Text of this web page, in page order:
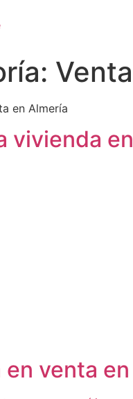
en Almería
vivienda
venta